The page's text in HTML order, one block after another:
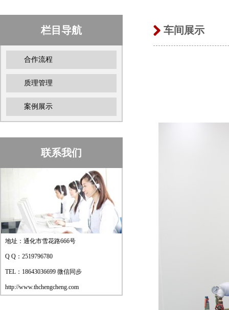
栏目导航
合作流程
质理管理
案例展示
联系我们
地址：通化市雪花路666号
Q Q：2519796780
TEL：18643036699 微信同步
http://www.thchengcheng.com
车间展示